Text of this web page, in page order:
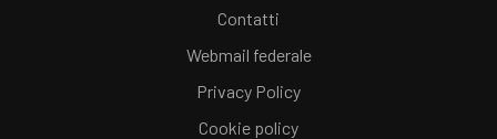
Contatti
Webmail federale
Privacy Policy
Cookie policy